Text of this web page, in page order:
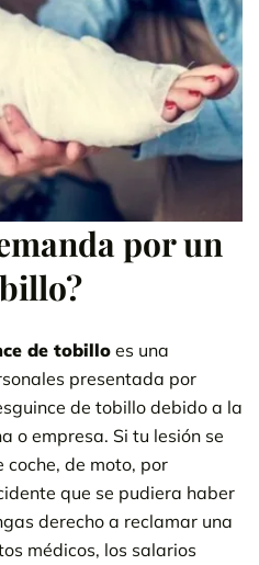
por un
de tobillo es una
presentada por
de tobillo debido a la
o empresa. Si tu lesión se
coche, de moto, por
que se pudiera haber
derecho a reclamar una
médicos, los salarios